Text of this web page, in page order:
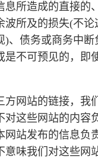
息所造成的直接的
波所及的损失(不
)、债务或商务中断
是不可预见的，即
方网站的链接，我
对这些网站的内容
网站发布的信息负
意味我们对这些网